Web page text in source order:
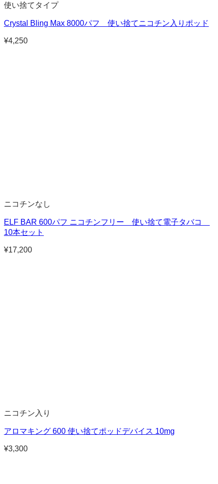
使い捨てタイプ
Crystal Bling Max 8000パフ 使い捨てニコチン入りポッド
¥4,250
ニコチンなし
ELF BAR 600パフ ニコチンフリー 使い捨て電子タバコ
10本セット
¥17,200
ニコチン入り
アロマキング 600 使い捨てポッドデバイス 10mg
¥3,300